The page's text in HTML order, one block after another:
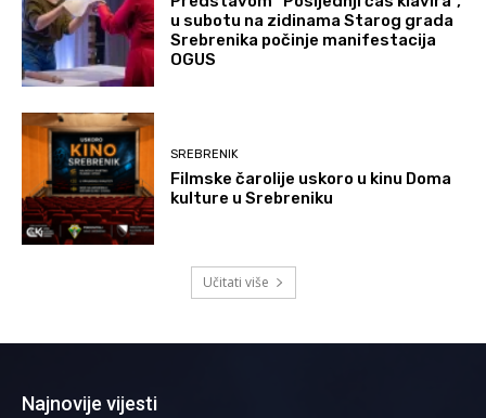
u subotu na zidinama Starog grada
Srebrenika počinje manifestacija
OGUS
SREBRENIK
Filmske čarolije uskoro u kinu Doma
kulture u Srebreniku
Učitati više
Najnovije vijesti